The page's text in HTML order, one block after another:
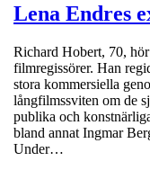
Lena Endres
Richard Hobert, 70,
filmregissörer. Han
stora kommersiella
långfilmssviten om de
publika och
bland annat Ingmar
Under…